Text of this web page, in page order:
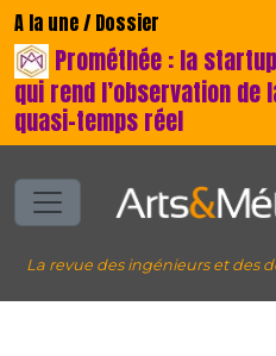
A la une / Dossier
Prométhée : la
qui rend l’observation
quasi-temps réel
La revue des ingénieurs et des